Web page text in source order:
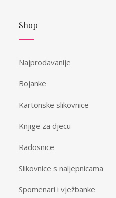
Shop
Najprodavanije
Bojanke
Kartonske slikovnice
Knjige za djecu
Radosnice
Slikovnice s naljepnicama
Spomenari i vježbanke